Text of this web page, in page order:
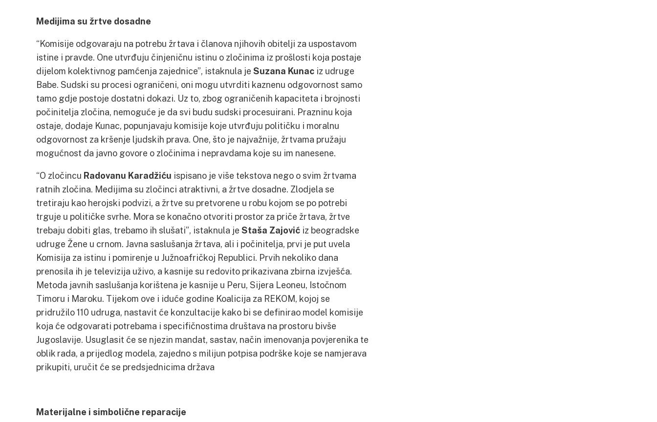
Medijima su žrtve dosadne
“Komisije odgovaraju na potrebu žrtava i članova njihovih obitelji za uspostavom
istine i pravde. One utvrđuju činjeničnu istinu o zločinima iz prošlosti koja postaje
dijelom kolektivnog pamćenja zajednice”, istaknula je Suzana Kunac iz udruge
Babe. Sudski su procesi ograničeni, oni mogu utvrditi kaznenu odgovornost samo
tamo gdje postoje dostatni dokazi. Uz to, zbog ograničenih kapaciteta i brojnosti
počinitelja zločina, nemoguće je da svi budu sudski procesuirani. Prazninu koja
ostaje, dodaje Kunac, popunjavaju komisije koje utvrđuju političku i moralnu
odgovornost za kršenje ljudskih prava. One, što je najvažnije, žrtvama pružaju
mogućnost da javno govore o zločinima i nepravdama koje su im nanesene.
“O zločincu Radovanu Karadžiću ispisano je više tekstova nego o svim žrtvama
ratnih zločina. Medijima su zločinci atraktivni, a žrtve dosadne. Zlodjela se
tretiraju kao herojski podvizi, a žrtve su pretvorene u robu kojom se po potrebi
trguje u političke svrhe. Mora se konačno otvoriti prostor za priče žrtava, žrtve
trebaju dobiti glas, trebamo ih slušati”, istaknula je Staša Zajović iz beogradske
udruge Žene u crnom. Javna saslušanja žrtava, ali i počinitelja, prvi je put uvela
Komisija za istinu i pomirenje u Južnoafričkoj Republici. Prvih nekoliko dana
prenosila ih je televizija uživo, a kasnije su redovito prikazivana zbirna izvješća.
Metoda javnih saslušanja korištena je kasnije u Peru, Sijera Leoneu, Istočnom
Timoru i Maroku. Tijekom ove i iduće godine Koalicija za REKOM, kojoj se
pridružilo 110 udruga, nastavit će konzultacije kako bi se definirao model komisije
koja će odgovarati potrebama i specifičnostima društava na prostoru bivše
Jugoslavije. Usuglasit će se njezin mandat, sastav, način imenovanja povjerenika te
oblik rada, a prijedlog modela, zajedno s milijun potpisa podrške koje se namjerava
prikupiti, uručit će se predsjednicima država
Materijalne i simbolične reparacije